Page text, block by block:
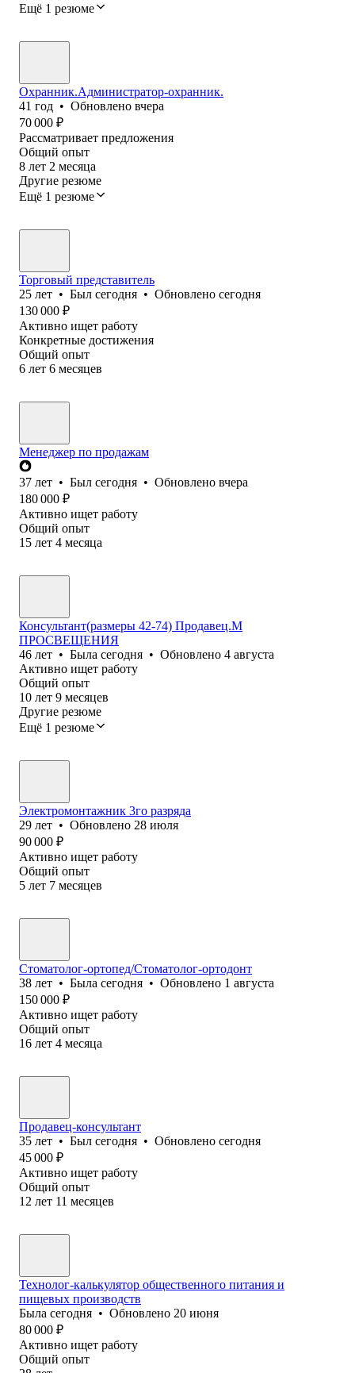
Ещё 1 резюме
Охранник.Администратор-охранник.
41 год • Обновлено вчера
70 000 ₽
Рассматривает предложения
Общий опыт
8 лет 2 месяца
Другие резюме
Ещё 1 резюме
Торговый представитель
25 лет • Был сегодня • Обновлено сегодня
130 000 ₽
Активно ищет работу
Конкретные достижения
Общий опыт
6 лет 6 месяцев
Менеджер по продажам
37 лет • Был сегодня • Обновлено вчера
180 000 ₽
Активно ищет работу
Общий опыт
15 лет 4 месяца
Консультант(размеры 42-74) Продавец.М
ПРОСВЕЩЕНИЯ
46 лет • Была сегодня • Обновлено 4 августа
Активно ищет работу
Общий опыт
10 лет 9 месяцев
Другие резюме
Ещё 1 резюме
Электромонтажник 3го разряда
29 лет • Обновлено 28 июля
90 000 ₽
Активно ищет работу
Общий опыт
5 лет 7 месяцев
Стоматолог-ортопед/Стоматолог-ортодонт
38 лет • Была сегодня • Обновлено 1 августа
150 000 ₽
Активно ищет работу
Общий опыт
16 лет 4 месяца
Продавец-консультант
35 лет • Был сегодня • Обновлено сегодня
45 000 ₽
Активно ищет работу
Общий опыт
12 лет 11 месяцев
Технолог-калькулятор общественного питания и
пищевых производств
Была сегодня • Обновлено 20 июня
80 000 ₽
Активно ищет работу
Общий опыт